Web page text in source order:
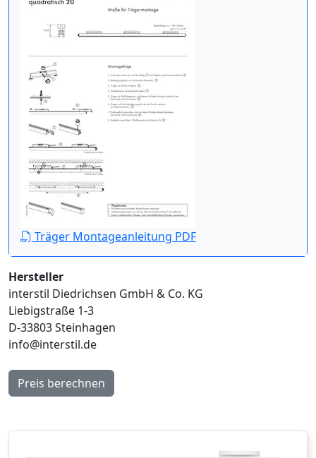
Träger Montageanleitung PDF
Hersteller
interstil Diedrichsen GmbH & Co. KG
Liebigstraße 1-3
D-33803 Steinhagen
info@interstil.de
Preis berechnen